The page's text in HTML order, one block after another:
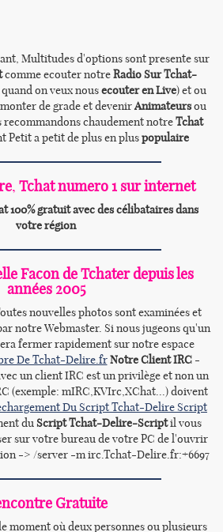
Multitudes d'options sont presente sur
comme ecouter notreRadio Sur Tchat-
on veux nousecouter en Live) et ou
de grade et devenirAnimateursou
recommandons chaudement notreTchat
Petit a petit de plus en pluspopulaire
, Tchat numero 1 sur internet
100% gratuit avec des célibataires dans
votre région
Facon de Tchater depuis les
années 2005
nouvelles photos sont examinées et
notre Webmaster. Si nous jugeons qu'un
fermer rapidement sur notre espace
De Tchat-Delire.frNotre Client IRC-
un client IRC est un privilège et non un
(exemple: mIRC,KVIrc,XChat...) doivent
Du Script Tchat-Delire Script
duScript Tchat-Delire-Scriptil vous
sur votre bureau de votre PC de l'ouvrir
-> /server -m irc.Tchat-Delire.fr:+6697
Gratuite
moment où deux personnes ou plusieurs